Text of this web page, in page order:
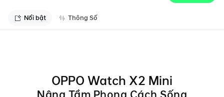
Nổi bật Thông Số
OPPO Watch X2 Mini